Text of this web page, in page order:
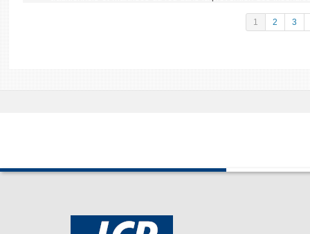
1 2 3